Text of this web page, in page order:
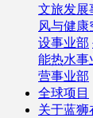
文旅发展
风与健康
设事业部
能热水事
营事业部
全球项目
关于蓝狮